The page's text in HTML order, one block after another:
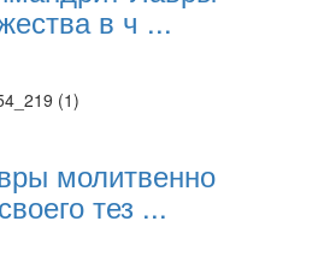
в ч ...
молитвенно
тез ...